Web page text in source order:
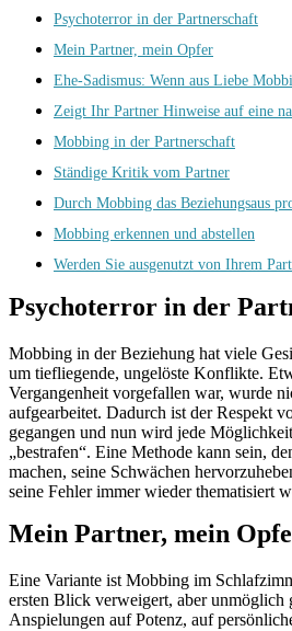
Psychoterror in der Partnerschaft
Mein Partner, mein Opfer
Ehe-Sadismus: Wenn aus Liebe
Zeigt Ihr Partner Hinweise auf eine
Mobbing in der Partnerschaft
Ständige Kritik vom Partner
Durch Mobbing das Beziehungsaus
Mobbing erkennen und abstellen
Werden Sie ausgenutzt von Ihrem
Psychoterror in der
Mobbing in der Beziehung hat viele
um tiefliegende, ungelöste Konflikte.
Vergangenheit vorgefallen war, wurde
aufgearbeitet. Dadurch ist der Respekt
gegangen und nun wird jede
„bestrafen“. Eine Methode kann sein,
machen, seine Schwächen
seine Fehler immer wieder thematisiert
Mein Partner, mein
Eine Variante ist Mobbing im
ersten Blick verweigert, aber unmöglich
Anspielungen auf Potenz, auf